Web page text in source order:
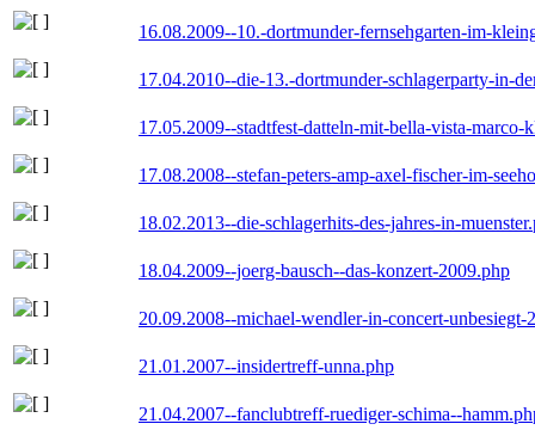
16.08.2009--10.-dortmunder-fernsehgarten-im-
17.04.2010--die-13.-dortmunder-schlagerparty-in-
17.05.2009--stadtfest-datteln-mit-bella-vista-marco-
17.08.2008--stefan-peters-amp-axel-fischer-im-
18.02.2013--die-schlagerhits-des-jahres-in-
18.04.2009--joerg-bausch--das-konzert-2009.php
20.09.2008--michael-wendler-in-concert-unbesiegt-
21.01.2007--insidertreff-unna.php
21.04.2007--fanclubtreff-ruediger-schima--